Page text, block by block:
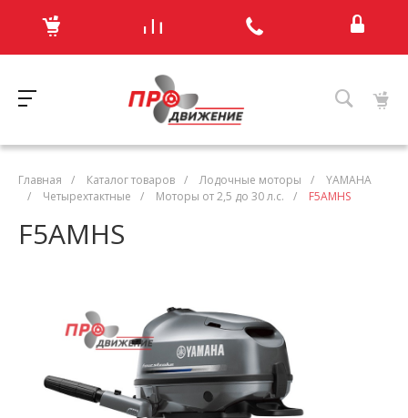
Главная / Каталог товаров / Лодочные моторы /
YAMAHA
/
Четырехтактные / Моторы от 2,5 до 30 л.с. / F5AMHS
F5AMHS